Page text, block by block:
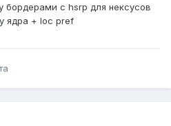
бордерами с hsrp для нексусов
ядра + loc pref